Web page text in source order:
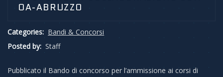
OA-ABRUZZO
Categories: Bandi & Concorsi
Posted by: Staff
Pubblicato il Bando di concorso per l’ammissione ai corsi di